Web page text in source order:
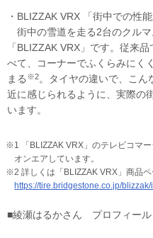
・BLIZZAK VRX 「街中での性
街中の雪道を走る2台のクル
「BLIZZAK VRX」です。従来
べて、コーナーでふくらみにく
まる ※2。タイヤの違いで、こ
近に感じられるように、実際の
います。
※1 「BLIZZAK VRX」のテレビコマ
オンエアしています。
※2 詳しくは「BLIZZAK VRX」商品
https://tire.bridgestone.co.jp/blizzak/
■綾瀬はるかさん プロフィール